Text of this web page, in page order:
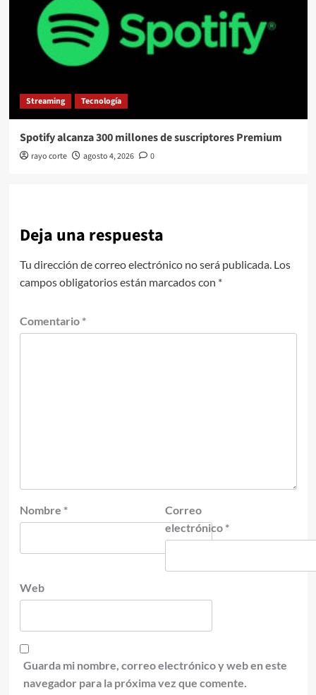
Streaming Tecnología
Spotify alcanza 300 millones de suscriptores Premium
rayo corte agosto 4, 2026 0
Deja una respuesta
Tu dirección de correo electrónico no será publicada. Los
campos obligatorios están marcados con *
Comentario *
Nombre *
Correo
electrónico *
Web
Guarda mi nombre, correo electrónico y web en este
navegador para la próxima vez que comente.